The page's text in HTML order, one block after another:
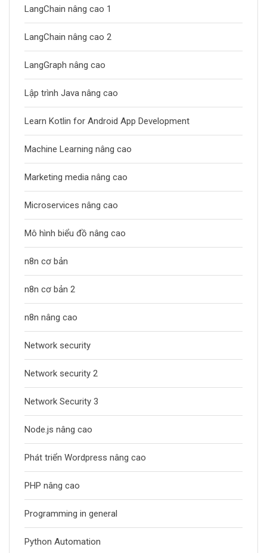
LangChain nâng cao 1
LangChain nâng cao 2
LangGraph nâng cao
Lập trình Java nâng cao
Learn Kotlin for Android App Development
Machine Learning nâng cao
Marketing media nâng cao
Microservices nâng cao
Mô hình biểu đồ nâng cao
n8n cơ bản
n8n cơ bản 2
n8n nâng cao
Network security
Network security 2
Network Security 3
Node.js nâng cao
Phát triển Wordpress nâng cao
PHP nâng cao
Programming in general
Python Automation